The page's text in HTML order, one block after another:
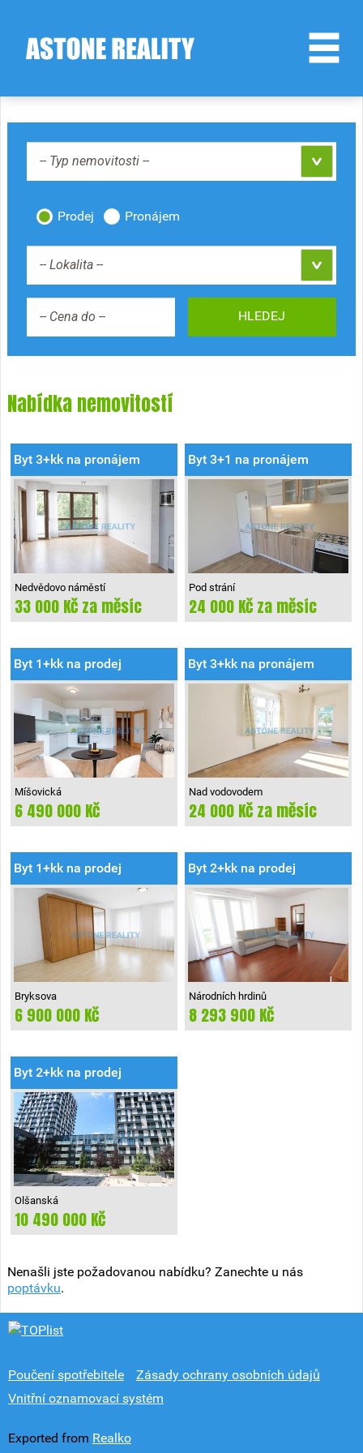
-- Typ nemovitosti --
Prodej Pronájem
-- Lokalita --
HLEDEJ
Nabídka nemovitostí
Byt 3+kk na pronájem
Nedvědovo náměstí
Praha 4
33 000 Kč za měsíc
Byt 3+1 na pronájem
Pod strání
Praha 10
24 000 Kč za měsíc
Byt 1+kk na prodej
Míšovická
Praha-Zličín
6 490 000 Kč
Byt 3+kk na pronájem
Nad vodovodem
Praha 10
24 000 Kč za měsíc
Byt 1+kk na prodej
Bryksova
Praha 14
6 900 000 Kč
Byt 2+kk na prodej
Národních hrdinů
Praha-Dolní Počernice
8 293 900 Kč
Byt 2+kk na prodej
Olšanská
Praha 3
10 490 000 Kč
Nenašli jste požadovanou nabídku? Zanechte u nás
poptávku.
Poučení spotřebitele
Zásady ochrany osobních údajů
Vnitřní oznamovací systém
Exported from Realko